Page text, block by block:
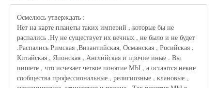
Осмелюсь утверждать :
Нет на карте планеты таких империй , которые бы не
распались .Ну не существует их вечных , не было и не будет
.Распались Римская ,Византийская, Османская , Росийская ,
Китайская , Японская , Английская и прочие иные . Вы
пишете , что исчезает четкое понятие МЫ , а остаются некие
сообщества профессиональные , религиозные , клановые ,